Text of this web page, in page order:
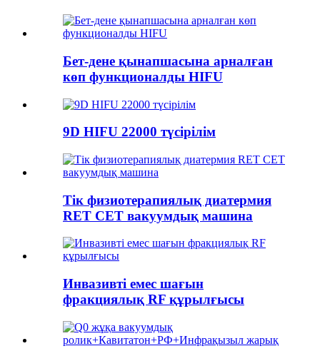
Бет-дене қынапшасына арналған
көп функционалды HIFU
9D HIFU 22000 түсірілім
Тік физиотерапиялық диатермия
RET CET вакуумдық машина
Инвазивті емес шағын
фракциялық RF құрылғысы